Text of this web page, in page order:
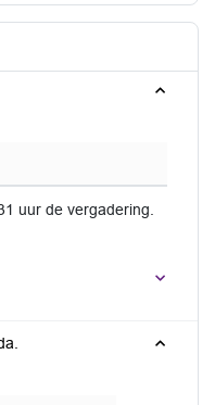
uur de vergadering.